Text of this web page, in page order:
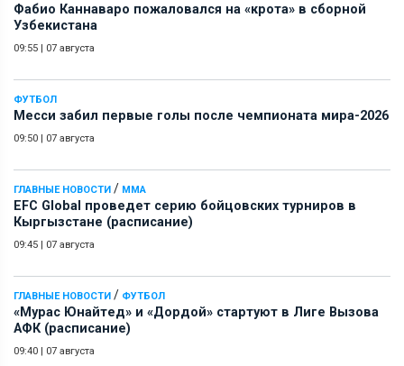
Фабио Каннаваро пожаловался на «крота» в сборной
Узбекистана
09:55 | 07 августа
ФУТБОЛ
Месси забил первые голы после чемпионата мира-2026
09:50 | 07 августа
ГЛАВНЫЕ НОВОСТИ / ММА
EFC Global проведет серию бойцовских турниров в
Кыргызстане (расписание)
09:45 | 07 августа
ГЛАВНЫЕ НОВОСТИ / ФУТБОЛ
«Мурас Юнайтед» и «Дордой» стартуют в Лиге Вызова
АФК (расписание)
09:40 | 07 августа